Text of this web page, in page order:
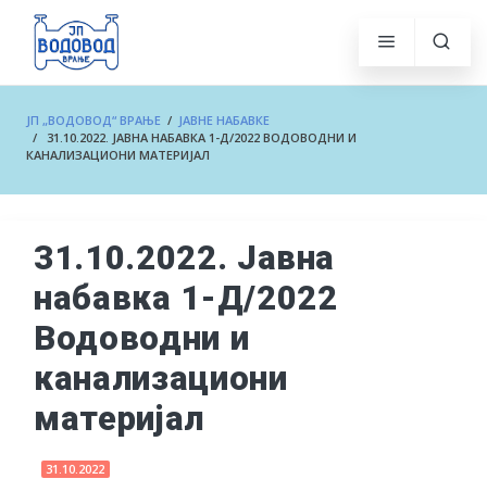
ЈП „ВОДОВОД“ ВРАЊЕ / ЈАВНЕ НАБАВКЕ
/ 31.10.2022. ЈАВНА НАБАВКА 1-Д/2022 ВОДОВОДНИ И
КАНАЛИЗАЦИОНИ МАТЕРИЈАЛ
31.10.2022. Јавна
набавка 1-Д/2022
Водоводни и
канализациони
материјал
31.10.2022